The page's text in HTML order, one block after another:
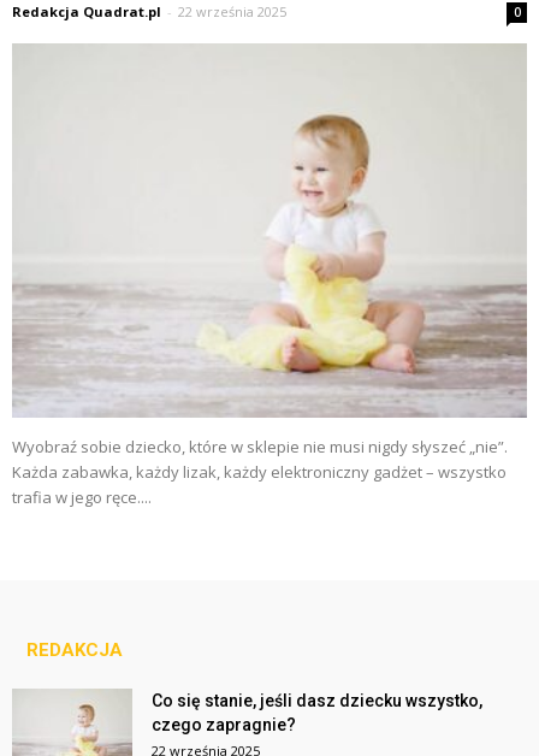
Redakcja Quadrat.pl - 22 września 2025 0
Wyobraź sobie dziecko, które w sklepie nie musi nigdy słyszeć „nie”.
Każda zabawka, każdy lizak, każdy elektroniczny gadżet – wszystko
trafia w jego ręce....
REDAKCJA
Co się stanie, jeśli dasz dziecku wszystko,
czego zapragnie?
22 września 2025